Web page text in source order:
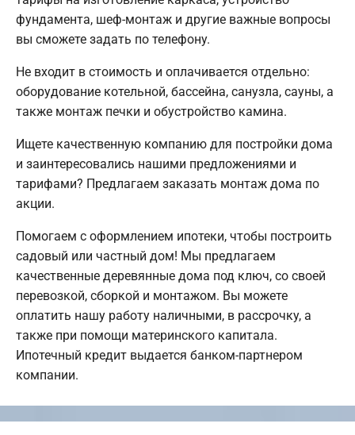
фундамента, шеф-монтаж и другие важные вопросы
вы сможете задать по телефону.
Не входит в стоимость и оплачивается отдельно:
оборудование котельной, бассейна, санузла, сауны, а
также монтаж печки и обустройство камина.
Ищете качественную компанию для постройки дома
и заинтересовались нашими предложениями и
тарифами? Предлагаем заказать монтаж дома по
акции.
Помогаем с оформлением ипотеки, чтобы построить
садовый или частный дом! Мы предлагаем
качественные деревянные дома под ключ, со своей
перевозкой, сборкой и монтажом. Вы можете
оплатить нашу работу наличными, в рассрочку, а
также при помощи материнского капитала.
Ипотечный кредит выдается банком-партнером
компании.